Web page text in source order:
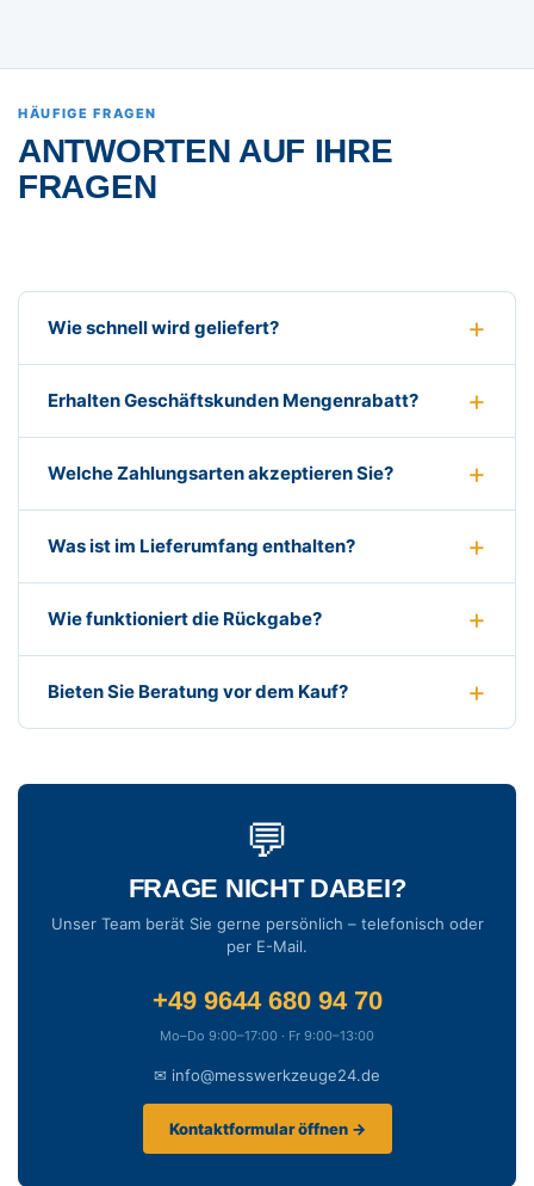
HÄUFIGE FRAGEN
ANTWORTEN AUF IHRE
FRAGEN
Wie schnell wird geliefert?
Erhalten Geschäftskunden Mengenrabatt?
Welche Zahlungsarten akzeptieren Sie?
Was ist im Lieferumfang enthalten?
Wie funktioniert die Rückgabe?
Bieten Sie Beratung vor dem Kauf?
💬
FRAGE NICHT DABEI?
Unser Team berät Sie gerne persönlich – telefonisch oder
per E-Mail.
+49 9644 680 94 70
Mo–Do 9:00–17:00 · Fr 9:00–13:00
✉ info@messwerkzeuge24.de
Kontaktformular öffnen →